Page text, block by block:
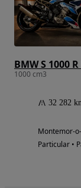
BMW S 1000
1000 cm3
32 282
Montemor-
Particular •